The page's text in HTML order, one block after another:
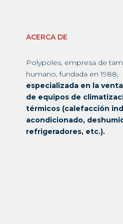
ACERCA DE
Polypoles, empresa de
humano, fundada en 1988,
especializada en la
de equipos de
térmicos (calefacción
acondicionado,
refrigeradores, etc.).